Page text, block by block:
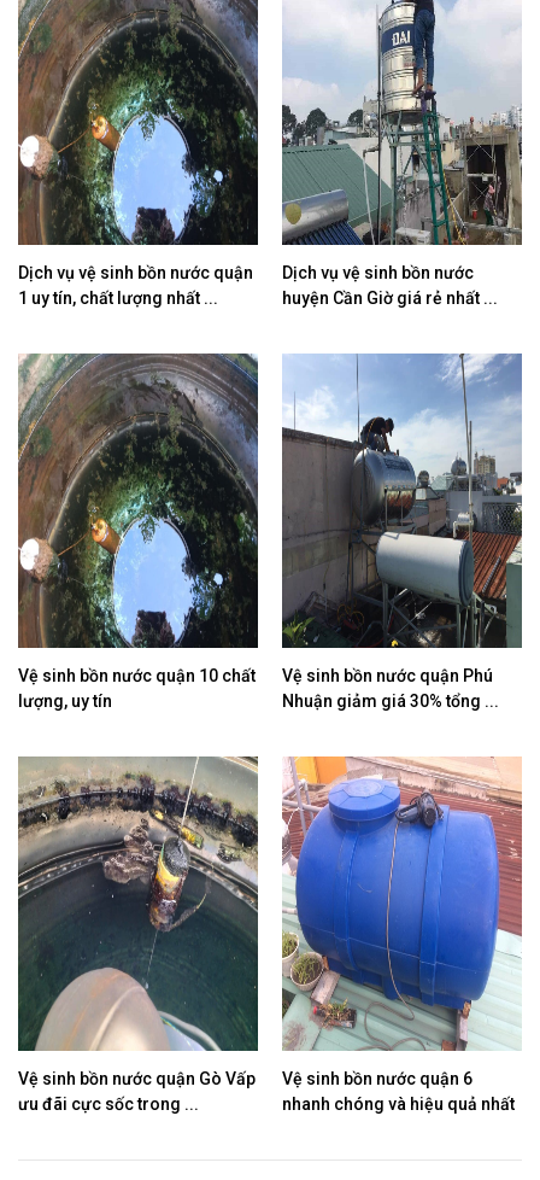
Dịch vụ vệ sinh bồn nước quận
1 uy tín, chất lượng nhất ...
Dịch vụ vệ sinh bồn nước
huyện Cần Giờ giá rẻ nhất ...
Vệ sinh bồn nước quận 10 chất
lượng, uy tín
Vệ sinh bồn nước quận Phú
Nhuận giảm giá 30% tổng ...
Vệ sinh bồn nước quận Gò Vấp
ưu đãi cực sốc trong ...
Vệ sinh bồn nước quận 6
nhanh chóng và hiệu quả nhất